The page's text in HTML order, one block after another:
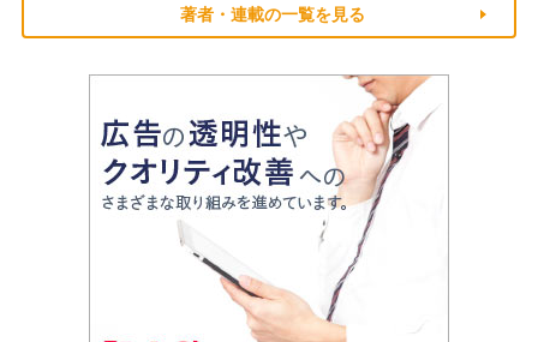
著者・連載の一覧を見る